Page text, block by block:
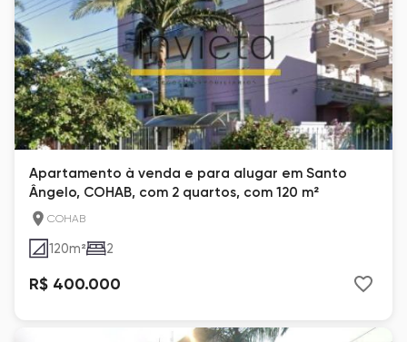
Apartamento à venda e para alugar em Santo
Ângelo, COHAB, com 2 quartos, com 120 m²
COHAB
120m² 2
R$ 400.000